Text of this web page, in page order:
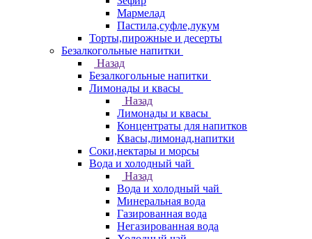
Мармелад
Пастила,суфле,лукум
Торты,пирожные и десерты
Безалкогольные напитки
Назад
Безалкогольные напитки
Лимонады и квасы
Назад
Лимонады и квасы
Концентраты для напитков
Квасы,лимонад,напитки
Соки,нектары и морсы
Вода и холодный чай
Назад
Вода и холодный чай
Минеральная вода
Газированная вода
Негазированная вода